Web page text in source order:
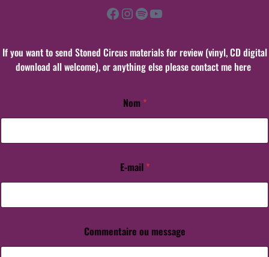
Facebook Instagram Spotify YouTube
If you want to send Stoned Circus materials for review (vinyl, CD digital
download all welcome), or anything else please contact me here
*
*
-
a
Nom *
E-mail *
Commentaire ou message